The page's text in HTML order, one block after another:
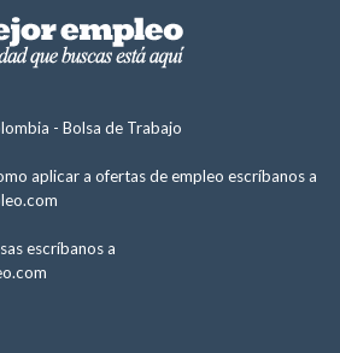
- Bolsa de Trabajo
aplicar a ofertas de empleo escríbanos a
escríbanos a